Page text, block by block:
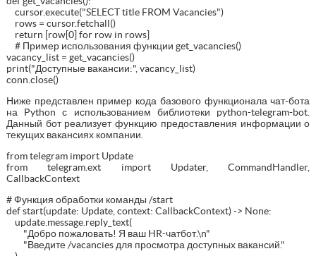
cursor.execute("SELECT title FROM Vacancies")
rows = cursor.fetchall()
return [row[0] for row in rows]
# Пример использования функции get_vacancies()
vacancy_list = get_vacancies()
print("Доступные вакансии:", vacancy_list)
conn.close()
Ниже представлен пример кода базового функционала чат-бота
на Python с использованием библиотеки python-telegram-bot.
Данный бот реализует функцию предоставления информации о
текущих вакансиях компании.
from telegram import Update
from telegram.ext import Updater, CommandHandler,
CallbackContext
# Функция обработки команды /start
def start(update: Update, context: CallbackContext) -> None:
update.message.reply_text(
"Добро пожаловать! Я ваш HR-чатбот.\n"
"Введите /vacancies для просмотра доступных вакансий."